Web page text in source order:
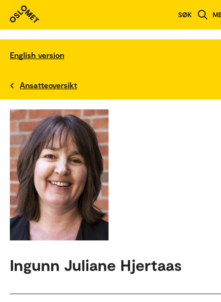
SØK
English version
Ansatteoversikt
Ingunn Juliane Hjertaas